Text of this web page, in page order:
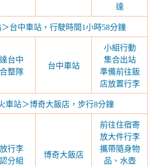
達
台中車站，行駛時間1小時58分鐘
台中
整隊
台中車站
小組行動
集合出站
準備前往飯
店放置行李
車站＞博奇大飯店，步行8分鐘
行李
分組
博奇大飯店
前往住宿寄
放大件行李
攜帶隨身物
品、水壺